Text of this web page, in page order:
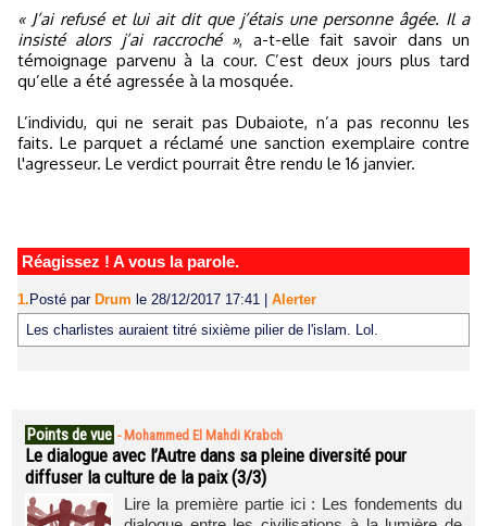
« J’ai refusé et lui ait dit que j’étais une personne âgée. Il a
insisté alors j’ai raccroché », a-t-elle fait savoir dans un
témoignage parvenu à la cour. C’est deux jours plus tard
qu’elle a été agressée à la mosquée.
L’individu, qui ne serait pas Dubaiote, n’a pas reconnu les
faits. Le parquet a réclamé une sanction exemplaire contre
l'agresseur. Le verdict pourrait être rendu le 16 janvier.
Réagissez ! A vous la parole.
1. Posté par Drum le 28/12/2017 17:41
Alerter
Les charlistes auraient titré sixième pilier de l'islam. Lol.
Points de vue - Mohammed El Mahdi Krabch
Le dialogue avec l’Autre dans sa pleine diversité pour
diffuser la culture de la paix (3/3)
Lire la première partie ici : Les fondements du